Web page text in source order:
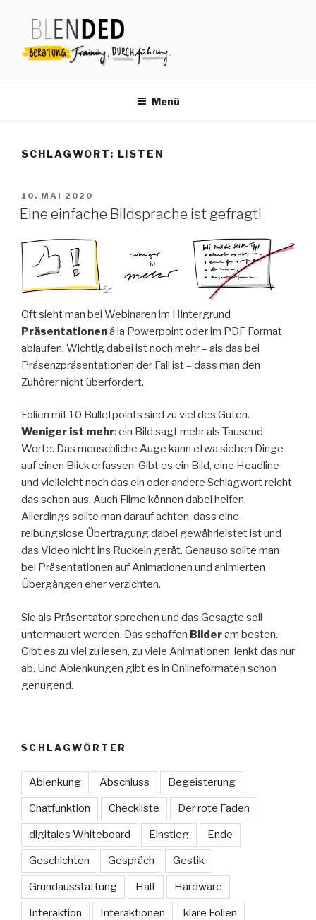
springen
Menü
SCHLAGWORT: LISTEN
VERÖFFENTLICHT
AM
10. MAI 2020
Eine einfache Bildsprache ist gefragt!
Oft sieht man bei Webinaren im Hintergrund
Präsentationená la Powerpoint oder im PDF Format
ablaufen. Wichtig dabei ist noch mehr – als das bei
Präsenzpräsentationen der Fall ist – dass man den
Zuhörer nicht überfordert.
Folien mit 10 Bulletpoints sind zu viel des Guten.
Weniger ist mehr: ein Bild sagt mehr als Tausend
Worte. Das menschliche Auge kann etwa sieben Dinge
auf einen Blick erfassen. Gibt es ein Bild, eine Headline
und vielleicht noch das ein oder andere Schlagwort reicht
das schon aus. Auch Filme können dabei helfen.
Allerdings sollte man darauf achten, dass eine
reibungslose Übertragung dabei gewährleistet ist und
das Video nicht ins Ruckeln gerät. Genauso sollte man
bei Präsentationen auf Animationen und animierten
Übergängen eher verzichten.
Sie als Präsentator sprechen und das Gesagte soll
untermauert werden. Das schaffen Bilderam besten.
Gibt es zu viel zu lesen, zu viele Animationen, lenkt das nur
ab. Und Ablenkungen gibt es in Onlineformaten schon
genügend.
SCHLAGWÖRTER
Ablenkung Abschluss Begeisterung
Chatfunktion Checkliste Der rote Faden
digitales Whiteboard Einstieg Ende
Geschichten Gespräch Gestik
Grundausstattung Halt Hardware
Interaktion Interaktionen klare Folien